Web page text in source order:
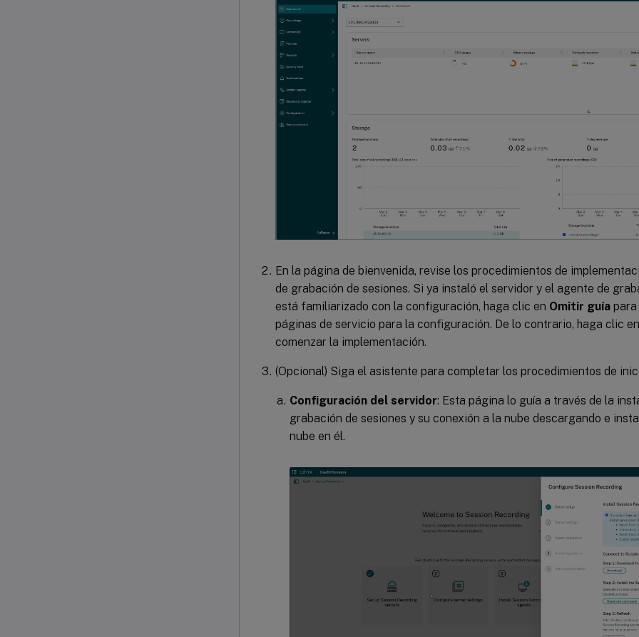
En la página de bienvenida, revise los procedimientos de
de grabación de sesiones. Si ya instaló el servidor y el agente de
está familiarizado con la configuración, haga clic en Omitir guía
páginas de servicio para la configuración. De lo contrario, haga clic
comenzar la implementación.
(Opcional) Siga el asistente para completar los procedimientos de
Configuración del servidor: Esta página lo guía a través de la
grabación de sesiones y su conexión a la nube descargando e
nube en él.